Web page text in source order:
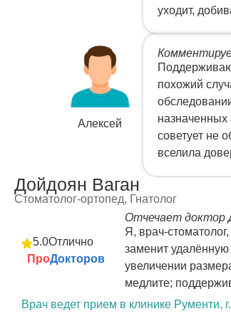
уходит,
Алексей
похожий
назначенных
советует не
вселила
Дойдоян Ваган
Стоматолог-ортопед, Гнатолог
5.0Отлично
ПроДокторов
Отчечает доктор
Я, врач-
заменит
увеличении
медлите;
Врач ведет прием в клинике Рументи,